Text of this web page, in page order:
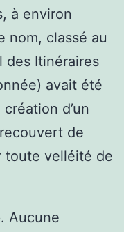
à environ
nom, classé au
des Itinéraires
avait été
d’un
de
toute velléité de
. Aucune